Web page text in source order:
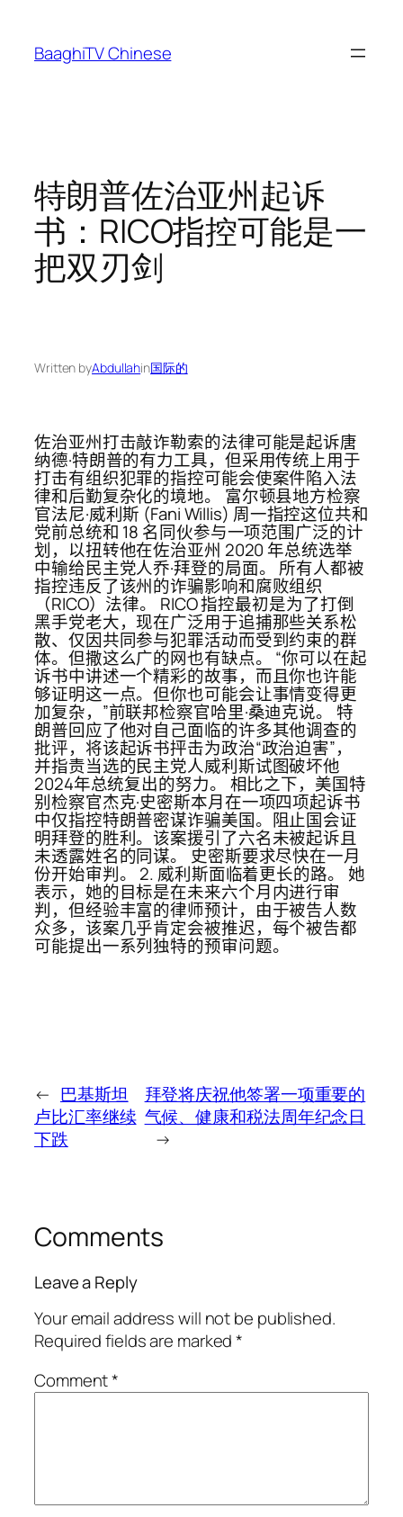
content
BaaghiTV Chinese
特朗普佐治亚州起诉
书：RICO指控可能是一
把双刃剑
Written byAbdullahin国际的
佐治亚州打击敲诈勒索的法律可能是起诉唐
纳德·特朗普的有力工具，但采用传统上用于
打击有组织犯罪的指控可能会使案件陷入法
律和后勤复杂化的境地。 富尔顿县地方检察
官法尼·威利斯 (Fani Willis) 周一指控这位共和
党前总统和 18 名同伙参与一项范围广泛的计
划，以扭转他在佐治亚州 2020 年总统选举
中输给民主党人乔·拜登的局面。 所有人都被
指控违反了该州的诈骗影响和腐败组织
（RICO）法律。 RICO 指控最初是为了打倒
黑手党老大，现在广泛用于追捕那些关系松
散、仅因共同参与犯罪活动而受到约束的群
体。但撒这么广的网也有缺点。 “你可以在起
诉书中讲述一个精彩的故事，而且你也许能
够证明这一点。但你也可能会让事情变得更
加复杂，”前联邦检察官哈里·桑迪克说。 特
朗普回应了他对自己面临的许多其他调查的
批评，将该起诉书抨击为政治“政治迫害”，
并指责当选的民主党人威利斯试图破坏他
2024年总统复出的努力。 相比之下，美国特
别检察官杰克·史密斯本月在一项四项起诉书
中仅指控特朗普密谋诈骗美国。阻止国会证
明拜登的胜利。该案援引了六名未被起诉且
未透露姓名的同谋。 史密斯要求尽快在一月
份开始审判。 2. 威利斯面临着更长的路。 她
表示，她的目标是在未来六个月内进行审
判，但经验丰富的律师预计，由于被告人数
众多，该案几乎肯定会被推迟，每个被告都
可能提出一系列独特的预审问题。
← 巴基斯坦
卢比汇率继续
下跌
拜登将庆祝他签署一项重要的
气候、健康和税法周年纪念日
→
Comments
Leave a Reply
Your email address will not be published.
Required fields are marked*
Comment*